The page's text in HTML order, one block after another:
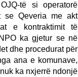
të si operatorë
se Qeveria me akt
e kontraktimit të
ka gjetur se në
dhe procedurat për
ana e komunave,
ka nxjerrë ndonjë